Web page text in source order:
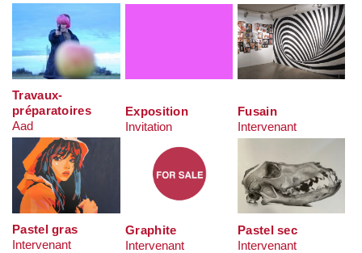
Travaux-
préparatoires
Aad
Exposition
Invitation
Fusain
Intervenant
Pastel gras
Intervenant
Graphite
Intervenant
Pastel sec
Intervenant